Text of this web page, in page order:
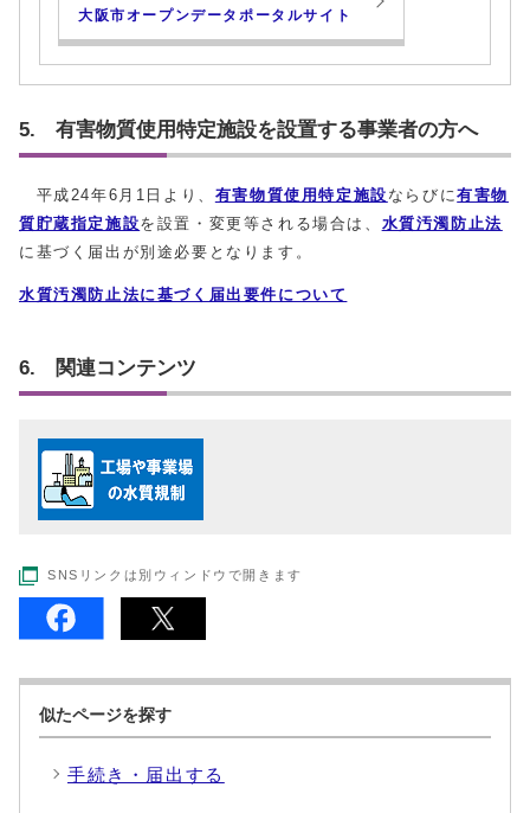
大阪市オープンデータポータルサイト
5. 有害物質使用特定施設を設置する事業者の方へ
平成24年6月1日より、 有害物質使用特定施設 ならびに有害物
質貯蔵指定施設を設置・変更等される場合は、 水質汚濁防止法
に基づく届出が別途必要となります。
水質汚濁防止法に基づく届出要件について
6. 関連コンテンツ
SNSリンクは別ウィンドウで開きます
似たページを探す
手続き・届出する